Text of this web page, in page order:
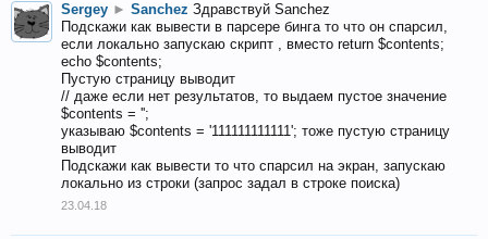
Sergey ► Sanchez Здравствуй Sanchez
Подскажи как вывести в парсере бинга то что он спарсил,
если локально запускаю скрипт , вместо return $contents;
echo $contents;
Пустую страницу выводит
// даже если нет результатов, то выдаем пустое значение
$contents = '';
указываю $contents = '111111111111'; тоже пустую страницу
выводит
Подскажи как вывести то что спарсил на экран, запускаю
локально из строки (запрос задал в строке поиска)
23.04.18